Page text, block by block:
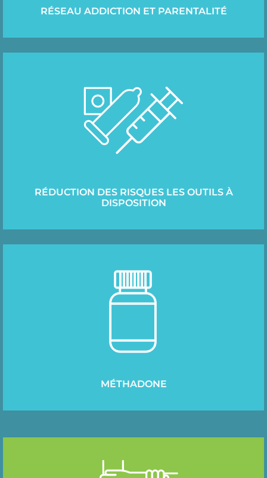
RÉSEAU ADDICTION ET PARENTALITÉ
RÉDUCTION DES RISQUES LES OUTILS À
DISPOSITION
MÉTHADONE